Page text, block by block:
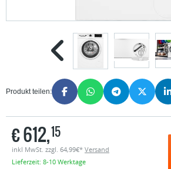
Produkt teilen:
€612,15
inkl MwSt. zzgl. 64,99€* Versand
Lieferzeit: 8-10 Werktage